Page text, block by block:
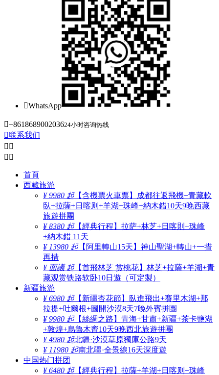
WhatsApp
+861868900203624小时咨询热线
联系我们
 
 
首頁
西藏旅游
¥ 9980 起【含機票火車票】成都往返飛機+青藏軟
臥+拉薩+日喀则+羊湖+珠峰+納木錯10天9晚西藏
旅遊拼團
¥ 8380 起【經典行程】拉萨+林芝+日喀則+珠峰
+納木錯 11天
¥ 13980 起【阿里轉山15天】神山聖湖+轉山+一措
再措
¥ 面議 起【首飛林芝 赏桃花】林芝+拉薩+羊湖+青
藏观赏铁路软卧10日遊（可定製）
新疆旅游
¥ 6980 起【新疆杏花節】臥進飛出+賽里木湖+那
拉提+吐爾根+圖開沙漠8天7晚外賓拼團
¥ 9980 起【絲綢之路】青海+甘肅+新疆+茶卡鹽湖
+敦煌+烏魯木齊10天9晚西北旅遊拼團
¥ 4980 起北疆·沙漠草原獨庫公路9天
¥ 11980 起南北疆·全景線16天深度遊
中国热门拼团
¥ 6480 起【經典行程】拉薩+羊湖+日喀则+珠峰